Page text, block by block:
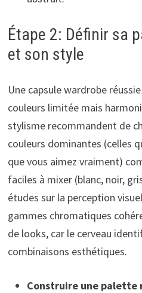
Étape 2: Définir sa
et son style
Une capsule wardrobe
couleurs limitée mais
stylisme recommandent de
couleurs dominantes (celles
que vous aimez vraiment)
faciles à mixer (blanc, noir,
études sur la perception
gammes chromatiques
de looks, car le cerveau
combinaisons esthétiques.
Construire une palette